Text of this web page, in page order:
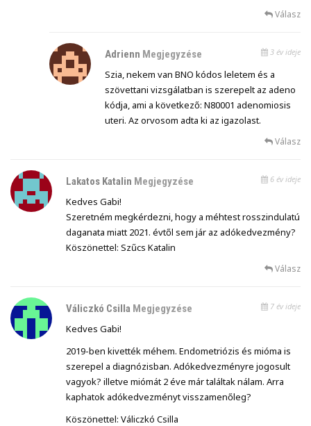
Válasz
Adrienn Megjegyzése 3 év ideje
Szia, nekem van BNO kódos leletem és a
szövettani vizsgálatban is szerepelt az adeno
kódja, ami a következő: N80001 adenomiosis
uteri. Az orvosom adta ki az igazolast.
Válasz
Lakatos Katalin Megjegyzése 6 év ideje
Kedves Gabi!
Szeretném megkérdezni, hogy a méhtest rosszindulatú
daganata miatt 2021. évtől sem jár az adókedvezmény?
Köszönettel: Szűcs Katalin
Válasz
Váliczkó Csilla Megjegyzése 7 év ideje
Kedves Gabi!
2019-ben kivették méhem. Endometriózis és mióma is
szerepel a diagnózisban. Adókedvezményre jogosult
vagyok? illetve miómát 2 éve már találtak nálam. Arra
kaphatok adókedvezményt visszamenőleg?
Köszönettel: Váliczkó Csilla